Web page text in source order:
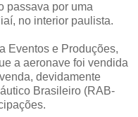
passava por uma
no interior paulista.
Eventos e Produções,
a aeronave foi vendida
devidamente
Brasileiro (RAB-